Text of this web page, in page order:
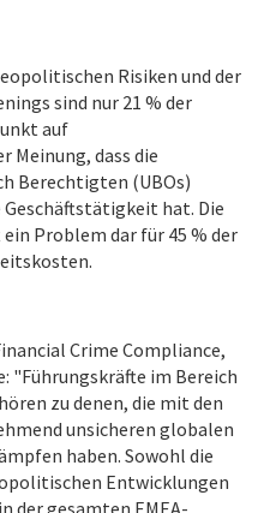
Risiken und der
sind nur 21 % der
auf
Meinung, dass die
Berechtigten (UBOs)
hat. Die
Problem dar für 45 % der
Crime Compliance,
"Führungskräfte im Bereich
zu denen, die mit den
unsicheren globalen
haben. Sowohl die
Entwicklungen
der gesamten EMEA-